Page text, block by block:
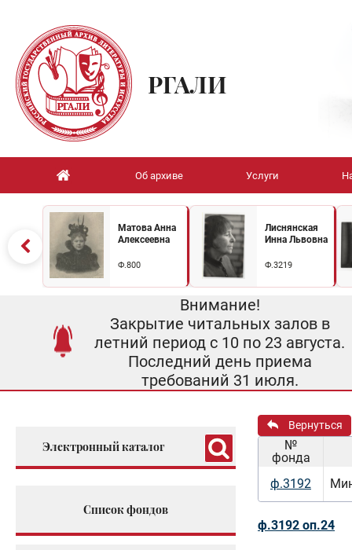
РГАЛИ
Об архиве Услуги
Матова Анна
Алексеевна
Ф.800
Лиснянская
Инна Львовна
Ф.3219
Внимание!
Закрытие читальных залов в
летний период с 10 по 23 августа.
Последний день приема
требований 31 июля.
Электронный каталог
Список фондов
Вернуться
№
фонда
ф.3192
ф.3192 оп.24